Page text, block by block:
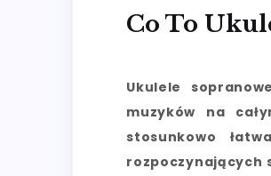
Co To
Ukulele
muzyków na
stosunkowo
rozpoczynających